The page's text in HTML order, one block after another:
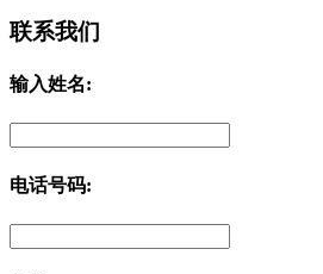
联系我们
输入姓名:
电话号码: